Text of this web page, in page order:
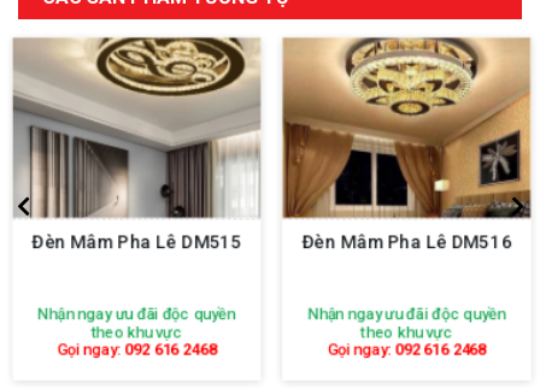
Đèn Mâm Pha Lê DM515
Nhận ngay ưu đãi độc quyền
theo khu vực
Gọi ngay: 092 616 2468
Đèn Mâm Pha Lê DM516
Nhận ngay ưu đãi độc quyền
theo khu vực
Gọi ngay: 092 616 2468